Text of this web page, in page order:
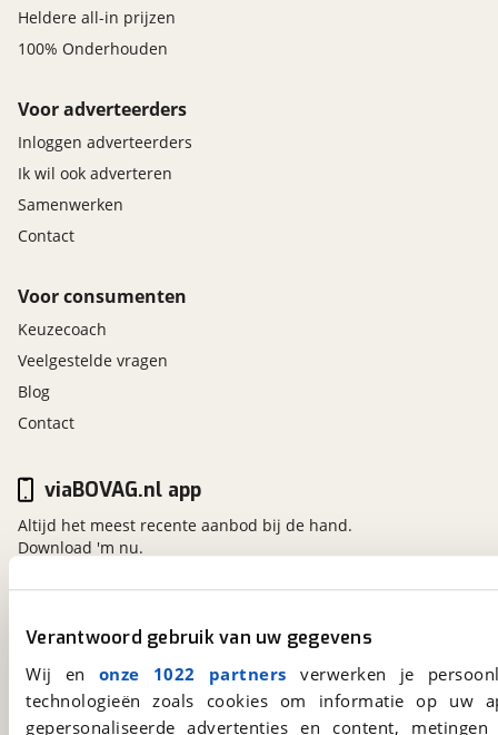
Verantwoord gebruik van uw gegevens
Wij en onze 1022 partners verwerken je
technologieën zoals cookies om informatie op
gepersonaliseerde advertenties en content,
Heldere all-in prijzen
100% Onderhouden
Voor adverteerders
Inloggen adverteerders
Ik wil ook adverteren
Samenwerken
Contact
Voor consumenten
Keuzecoach
Veelgestelde vragen
Blog
Contact
viaBOVAG.nl
Kosterijland15
3981 AJ
Bunnik
Een initiatief van
BOVAG
viaBOVAG.nl app
Altijd het meest recente aanbod bij de hand.
Download 'm nu.